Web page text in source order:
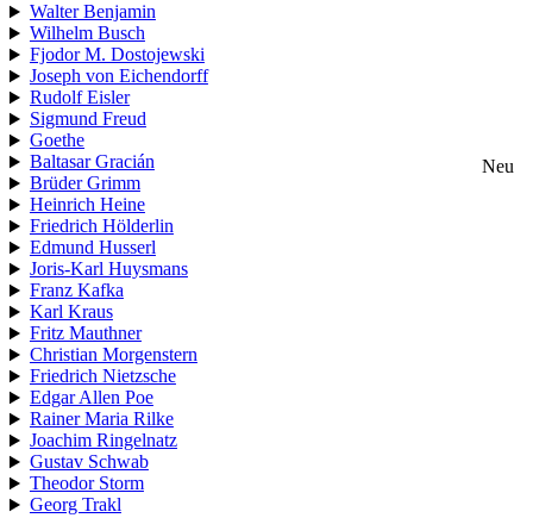
Walter Benjamin
Wilhelm Busch
Fjodor M. Dostojewski
Joseph von Eichendorff
Rudolf Eisler
Sigmund Freud
Goethe
Baltasar Gracián
Neu
Brüder Grimm
Heinrich Heine
Friedrich Hölderlin
Edmund Husserl
Joris-Karl Huysmans
Franz Kafka
Karl Kraus
Fritz Mauthner
Christian Morgenstern
Friedrich Nietzsche
Edgar Allen Poe
Rainer Maria Rilke
Joachim Ringelnatz
Gustav Schwab
Theodor Storm
Georg Trakl